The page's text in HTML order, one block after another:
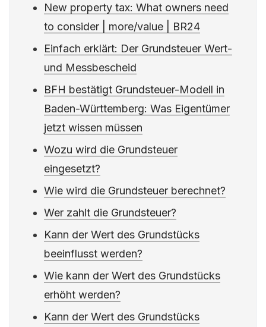
New property tax: What owners need
to consider | more/value | BR24
Einfach erklärt: Der Grundsteuer Wert-
und Messbescheid
BFH bestätigt Grundsteuer-Modell in
Baden-Württemberg: Was Eigentümer
jetzt wissen müssen
Wozu wird die Grundsteuer
eingesetzt?
Wie wird die Grundsteuer berechnet?
Wer zahlt die Grundsteuer?
Kann der Wert des Grundstücks
beeinflusst werden?
Wie kann der Wert des Grundstücks
erhöht werden?
Kann der Wert des Grundstücks